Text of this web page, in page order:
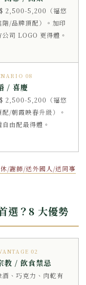
2,500-5,200（福悠
階/品牌頂配）。加印
公司 LOGO 更得體。
08
/ 喜慶
2,500-5,200（福悠
配/朝霞映春升級）。
自由配最得體。
/謝師/送外國人/送同事
選？8 大優勢
02
教 / 飲食禁忌
酒、巧克力、肉乾有